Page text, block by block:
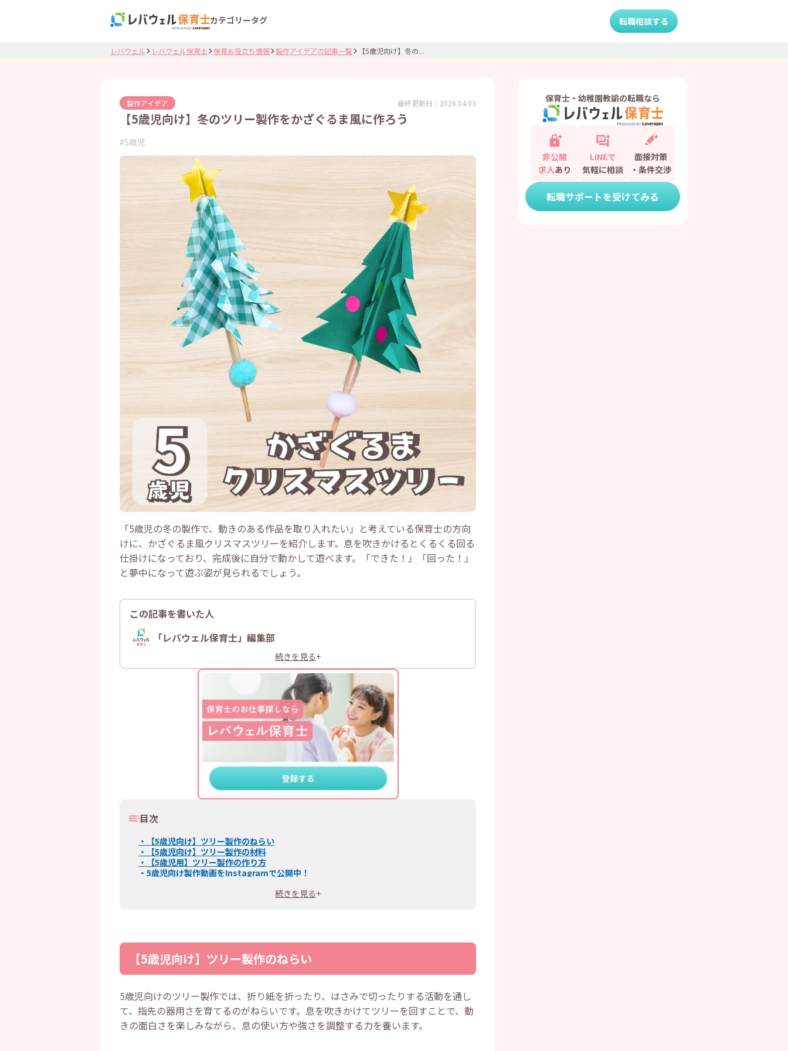
カテゴリータグ 転職相談する
レバウェル レバウェル保育士 保育お役立ち情報 製作アイデアの記事一覧 【5歳児向け】冬の...
製作アイデア 最終更新日： 2026.04.03
【5歳児向け】冬のツリー製作をかざぐるま風に作ろう
#5歳児
「5歳児の冬の製作で、動きのある作品を取り入れたい」と考えている保育士の方向
けに、かざぐるま風クリスマスツリーを紹介します。息を吹きかけるとくるくる回る
仕掛けになっており、完成後に自分で動かして遊べます。「できた！」「回った！」
と夢中になって遊ぶ姿が見られるでしょう。
この記事を書いた人
「レバウェル保育士」編集部
続きを見る+
目次
・
【5歳児向け】ツリー製作のねらい
・
【5歳児向け】ツリー製作の材料
・
【5歳児用】ツリー製作の作り方
・ 5歳児向け製作動画をInstagramで公開中！
続きを見る+
【5歳児向け】ツリー製作のねらい
5歳児向けのツリー製作では、折り紙を折ったり、はさみで切ったりする活動を通し
て、指先の器用さを育てるのがねらいです。息を吹きかけてツリーを回すことで、動
きの面白さを楽しみながら、息の使い方や強さを調整する力を養います。
保育士・幼稚園教諭の転職なら
非公開
求人あり
LINEで
気軽に相談
面接対策
・条件交渉
転職サポートを受けてみる